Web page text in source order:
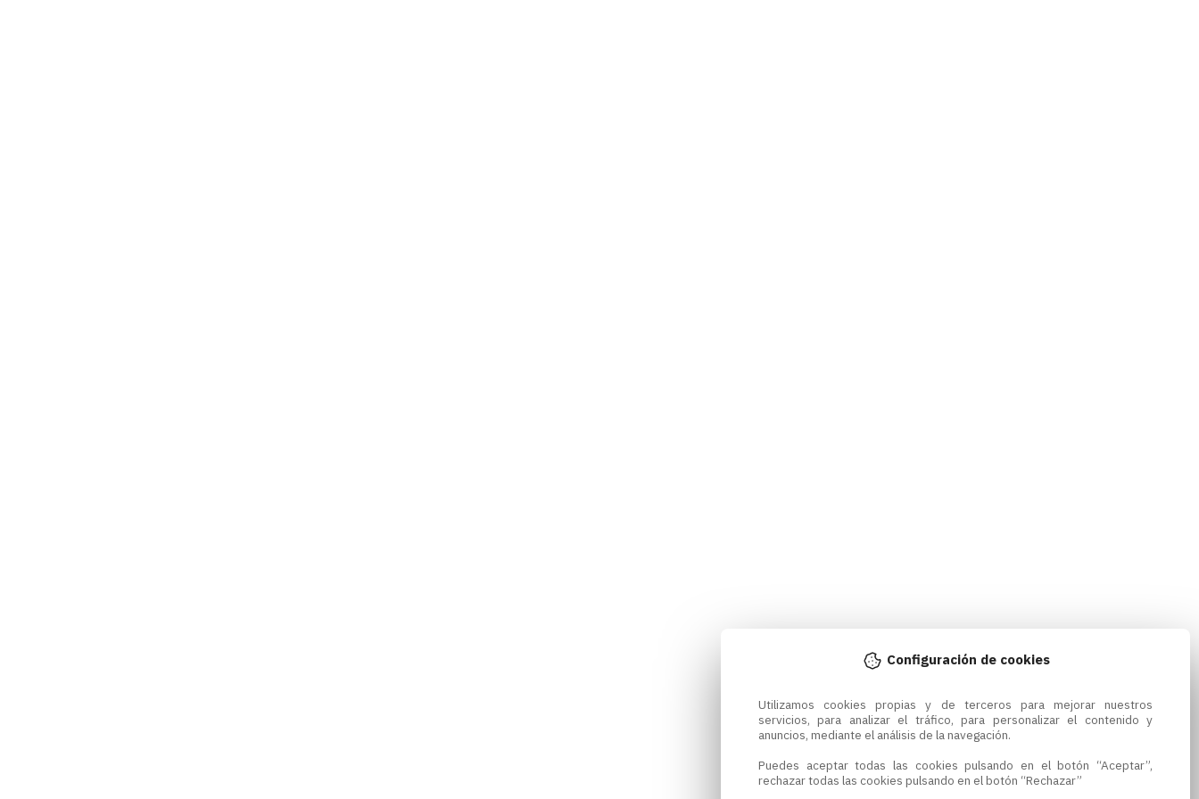
Configuración de cookies
Utilizamos cookies propias y de terceros para mejorar nuestros
servicios, para analizar el tráfico, para personalizar el contenido y
anuncios, mediante el análisis de la navegación.
Puedes aceptar todas las cookies pulsando en el botón “Aceptar”,
rechazar todas las cookies pulsando en el botón “Rechazar”